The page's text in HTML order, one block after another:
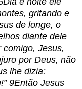
gritando e
de longe, o
diante dele
comigo, Jesus,
por Deus, não
lhe dizia:
9Então Jesus